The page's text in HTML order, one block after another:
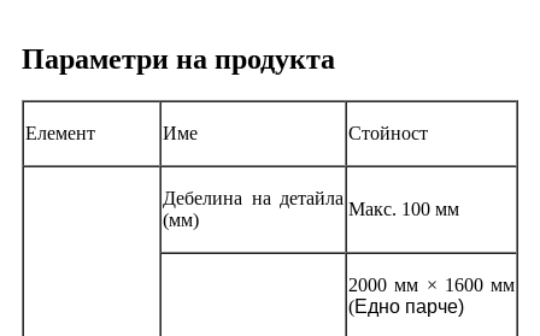
Параметри на продукта
Елемент Име Стойност
Дебелина на детайла
(мм)
Макс. 100 мм
2000 мм × 1600 мм
(Едно парче)